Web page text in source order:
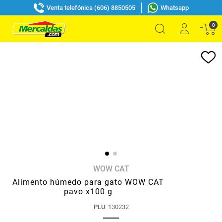
Venta telefónica (606) 8850505 Whatsapp
0
WOW CAT
Alimento húmedo para gato WOW CAT
pavo x100 g
PLU: 130232